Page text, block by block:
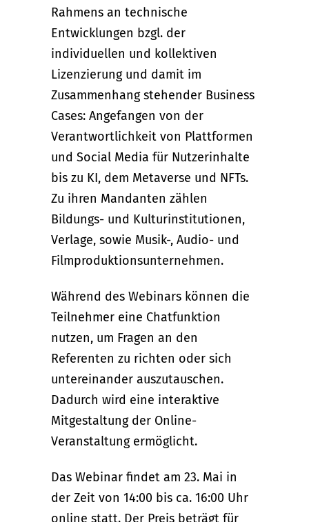
Rahmens an technische
Entwicklungen bzgl. der
individuellen und kollektiven
Lizenzierung und damit im
Zusammenhang stehender Business
Cases: Angefangen von der
Verantwortlichkeit von Plattformen
und Social Media für Nutzerinhalte
bis zu KI, dem Metaverse und NFTs.
Zu ihren Mandanten zählen
Bildungs- und Kulturinstitutionen,
Verlage, sowie Musik-, Audio- und
Filmproduktionsunternehmen.
Während des Webinars können die
Teilnehmer eine Chatfunktion
nutzen, um Fragen an den
Referenten zu richten oder sich
untereinander auszutauschen.
Dadurch wird eine interaktive
Mitgestaltung der Online-
Veranstaltung ermöglicht.
Das Webinar findet am 23. Mai in
der Zeit von 14:00 bis ca. 16:00 Uhr
online statt. Der Preis beträgt für